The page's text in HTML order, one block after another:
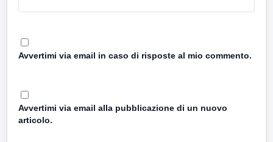
Avvertimi via email in caso di risposte al mio commento.
Avvertimi via email alla pubblicazione di un nuovo
articolo.